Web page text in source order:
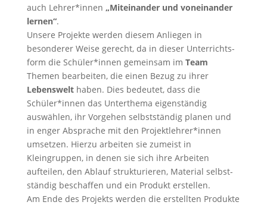
auch Lehrer*innen „Miteinander und voneinander
lernen“.
Unsere Projekte werden diesem Anliegen in
besonderer Weise gerecht, da in dieser Unterrichts­
form die Schüler*innen gemeinsam im Team
Themen bearbeiten, die einen Bezug zu ihrer
Lebens­welthaben. Dies bedeutet, dass die
Schüler*innen das Unterthema eigenständig
auswählen, ihr Vorgehen selbstständig planen und
in enger Absprache mit den Projektlehrer*innen
umsetzen. Hierzu arbeiten sie zumeist in
Kleingruppen, in denen sie sich ihre Arbeiten
aufteilen, den Ablauf strukturieren, Material selbst­
ständig beschaffen und ein Produkt erstellen.
Am Ende des Projekts werden die erstellten Produkte